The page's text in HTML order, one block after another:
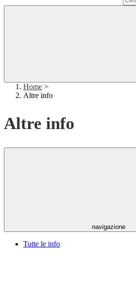
Home >
Altre info
Altre info
navigazione
Tutte le info